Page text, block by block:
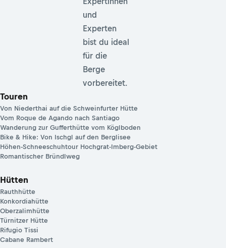
und
Experten
bist du ideal
für die
Berge
vorbereitet.
Touren
Von Niederthai auf die Schweinfurter Hütte
Vom Roque de Agando nach Santiago
Wanderung zur Gufferthütte vom Köglboden
Bike & Hike: Von Ischgl auf den Berglisee
Höhen-Schneeschuhtour Hochgrat-Imberg-Gebiet
Romantischer Bründlweg
Hütten
Rauthhütte
Konkordiahütte
Oberzalimhütte
Türnitzer Hütte
Rifugio Tissi
Cabane Rambert